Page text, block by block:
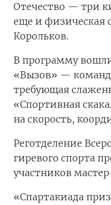
Отечество — три
еще и физическая
Корольков.
В программу
«Вызов» —
требующая
«Спортивная
на скорость,
Реготделение
гиревого спорта
участников
«Спартакиада